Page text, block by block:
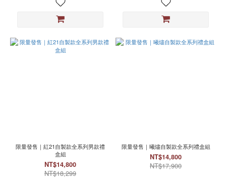
限量發售｜紅21自製款全系列男款禮
盒組
NT$14,800
NT$18,299
限量發售｜曦燼自製款全系列禮盒組
NT$14,800
NT$17,900